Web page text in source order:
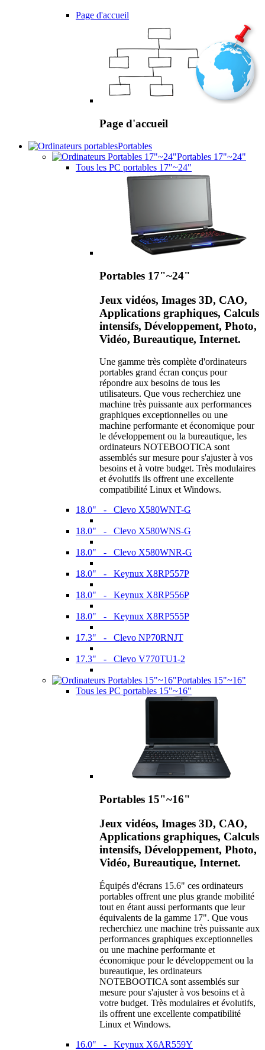
Page d'accueil
Page d'accueil
Portables
Portables 17"~24"
Tous les PC portables 17"~24"
Portables 17"~24"
Jeux vidéos, Images 3D, CAO,
Applications graphiques, Calculs
intensifs, Développement, Photo,
Vidéo, Bureautique, Internet.
Une gamme très complète d'ordinateurs
portables grand écran conçus pour
répondre aux besoins de tous les
utilisateurs. Que vous recherchiez une
machine très puissante aux performances
graphiques exceptionnelles ou une
machine performante et économique pour
le développement ou la bureautique, les
ordinateurs NOTEBOOTICA sont
assemblés sur mesure pour s'ajuster à vos
besoins et à votre budget. Très modulaires
et évolutifs ils offrent une excellente
compatibilité Linux et Windows.
18.0" - Clevo X580WNT-G
18.0" - Clevo X580WNS-G
18.0" - Clevo X580WNR-G
18.0" - Keynux X8RP557P
18.0" - Keynux X8RP556P
18.0" - Keynux X8RP555P
17.3" - Clevo NP70RNJT
17.3" - Clevo V770TU1-2
Portables 15"~16"
Tous les PC portables 15"~16"
Portables 15"~16"
Jeux vidéos, Images 3D, CAO,
Applications graphiques, Calculs
intensifs, Développement, Photo,
Vidéo, Bureautique, Internet.
Équipés d'écrans 15.6" ces ordinateurs
portables offrent une plus grande mobilité
tout en étant aussi performants que leur
équivalents de la gamme 17". Que vous
recherchiez une machine très puissante aux
performances graphiques exceptionnelles
ou une machine performante et
économique pour le développement ou la
bureautique, les ordinateurs
NOTEBOOTICA sont assemblés sur
mesure pour s'ajuster à vos besoins et à
votre budget. Très modulaires et évolutifs,
ils offrent une excellente compatibilité
Linux et Windows.
16.0" - Keynux X6AR559Y